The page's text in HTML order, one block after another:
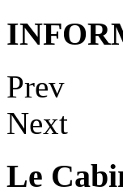
Prev
Next
Le